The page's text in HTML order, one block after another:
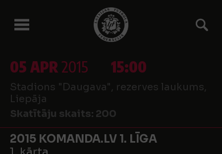
05 APR2015 15:00
Stadions "Daugava", rezerves laukums,
Liepāja
Skatītāju skaits: 200
2015 KOMANDA.LV 1. LĪGA